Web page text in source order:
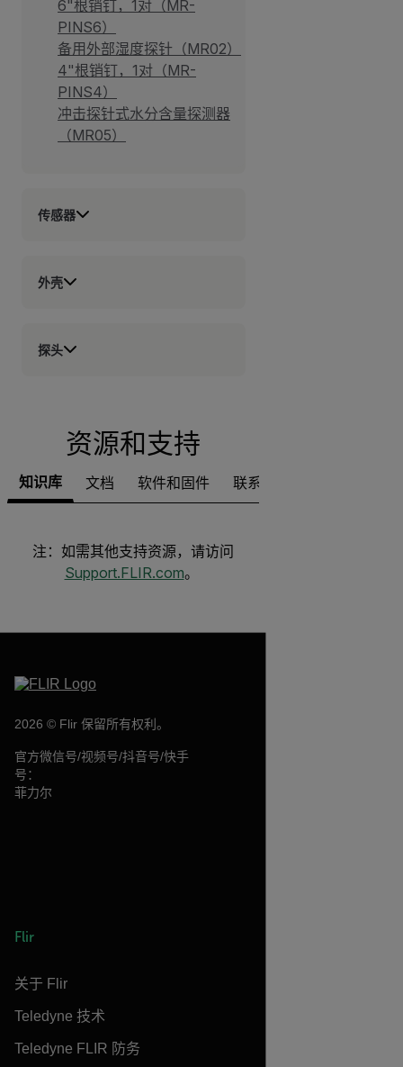
6"根销钉，1对（MR-
PINS6）
备用外部湿度探针（MR02）
4"根销钉，1对（MR-
PINS4）
冲击探针式水分含量探测器
（MR05）
传感器
外壳
探头
资源和支持
知识库 文档 软件和固件 联系支持
注：如需其他支持资源，请访问
Support.FLIR.com。
2026 © Flir 保留所有权利。
官方微信号/视频号/抖音号/快手
号：
菲力尔
Flir
关于 Flir
Teledyne 技术
Teledyne FLIR 防务